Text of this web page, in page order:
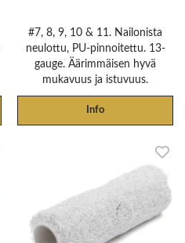
#7, 8, 9, 10 & 11. Nailonista
neulottu, PU-pinnoitettu. 13-
gauge. Äärimmäisen hyvä
mukavuus ja istuvuus.
Info